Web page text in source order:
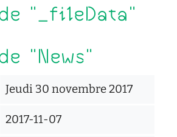
"_fileData"
"News"
Jeudi 30 novembre 2017
2017-11-07